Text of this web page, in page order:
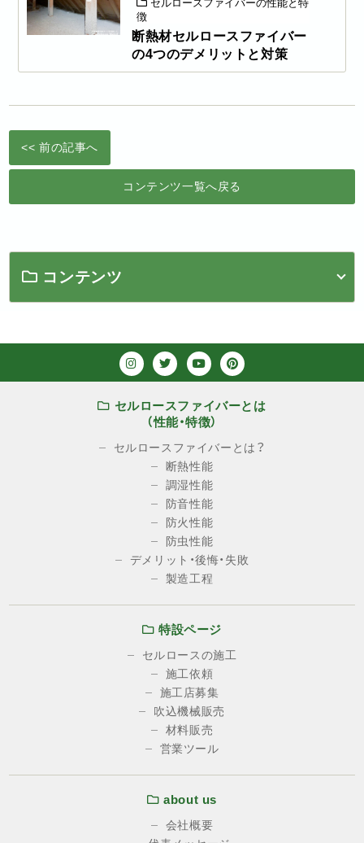
セルロースファイバーの性能と特
徴
断熱材セルロースファイバー
の4つのデメリットと対策
<< 前の記事へ
コンテンツ一覧へ戻る
コンテンツ
セルロースファイバーとは
（性能・特徴）
セルロースファイバーとは？
断熱性能
調湿性能
防音性能
防火性能
防虫性能
デメリット・後悔・失敗
製造工程
特設ページ
セルロースの施工
施工依頼
施工店募集
吹込機械販売
材料販売
営業ツール
about us
会社概要